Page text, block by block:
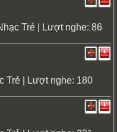
Trẻ | Lượt nghe: 86
Trẻ | Lượt nghe: 180